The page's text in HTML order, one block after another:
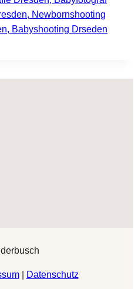
| Datenschutz